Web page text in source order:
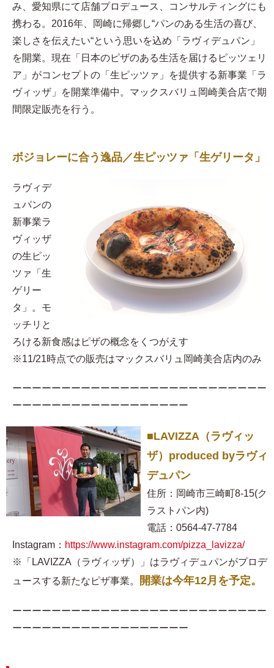
み、愛知県にて店舗プロデュース、コンサルティングにも
携わる。2016年、岡崎に帰郷し“パンのある生活の喜び、
楽しさを伝えたい“という思いを込め「ラヴィデュパン」
を開業。現在「日本のピザのある生活を届けるピッツェリ
ア」がコンセプトの「生ピッツァ」を提供する新事業「ラ
ヴィッザ」を開業準備中。マックスバリュ岡崎美合店で期
間限定販売を行う。
ボジョレーに合う逸品／生ピッツァ「生ゲリータ」
ラヴィデ
ュパンの
新事業ラ
ヴィッザ
の生ピッ
ツァ「生
ゲリー
タ」。モ
ッチリと
ろける新食感はピザの概念をくつがえす
※11/21時点での販売はマックスバリュ岡崎美合店内のみ
ーーーーーーーーーーーーーーーーーーーーーーーーーー
ーーーーーーーーーーーーーーーーーー
■LAVIZZA（ラヴィッ
ザ）produced byラヴィ
デュパン
住所：岡崎市三崎町8-15(ク
ラストパン内)
電話：0564-47-7784
Instagram： https://www.instagram.com/pizza_lavizza/
※「LAVIZZA（ラヴィッザ）」はラヴィデュパンがプロデ
ュースする新たなピザ事業。
開業は今年12月を予定。
ーーーーーーーーーーーーーーーーーーーーーーーーーー
ーーーーーーーーーーーーーーーーーー